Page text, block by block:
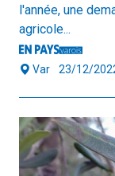
l'année, une
agricole...
Var 23/12/